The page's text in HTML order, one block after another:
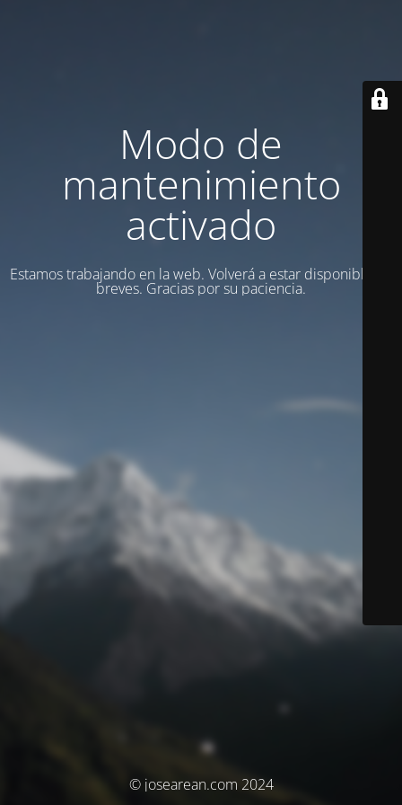
Modo de
mantenimiento
activado
Estamos trabajando en la web. Volverá a estar disponible en
breves. Gracias por su paciencia.
© josearean.com 2024